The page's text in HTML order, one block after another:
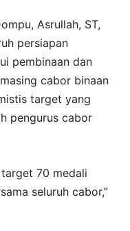
Asrullah, ST,
persiapan
pembinaan dan
cabor binaan
target yang
pengurus cabor
70 medali
seluruh cabor,”